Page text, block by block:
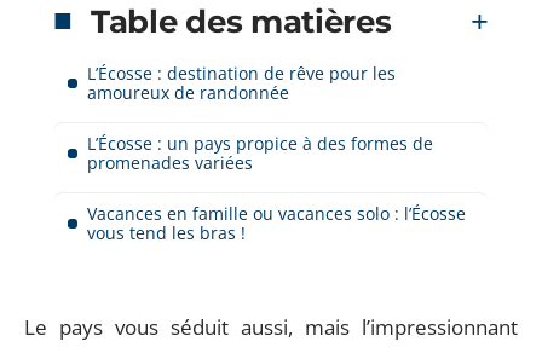
Table des matières
L’Écosse : destination de rêve pour les
amoureux de randonnée
L’Écosse : un pays propice à des formes de
promenades variées
Vacances en famille ou vacances solo : l’Écosse
vous tend les bras !
Le pays vous séduit aussi, mais l’impressionnant